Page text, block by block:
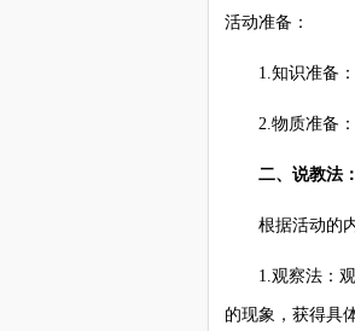
活动准备：
1.知识准备：
2.物质准备：“
二、说教法：
根据活动的内
1.观察法：观
的现象，获得具